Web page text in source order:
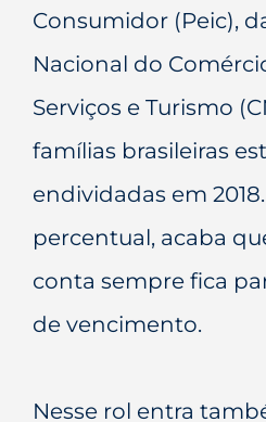
Consumidor (Peic),
Nacional do
Serviços e Turismo
famílias brasileiras
endividadas em
percentual, acaba
conta sempre fica
de vencimento.
Nesse rol entra